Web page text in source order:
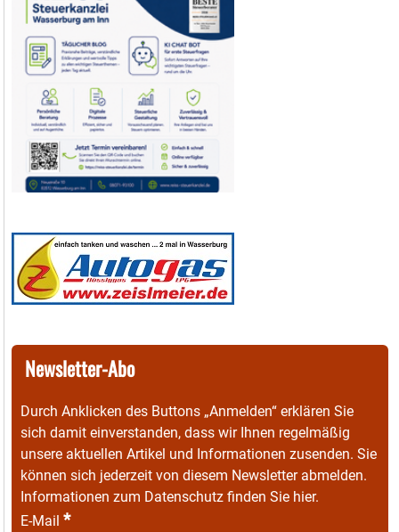
Newsletter-Abo
Durch Anklicken des Buttons „Anmelden“ erklären Sie
sich damit einverstanden, dass wir Ihnen regelmäßig
unsere aktuellen Artikel und Informationen zusenden. Sie
können sich jederzeit von diesem Newsletter abmelden.
Informationen zum Datenschutz finden Sie hier.
E-Mail *